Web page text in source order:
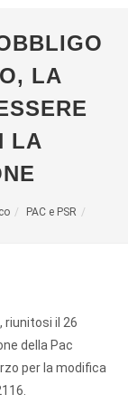
LA
LA
PAC e PSR
riunitosi il 26
della Pac
per la modifica